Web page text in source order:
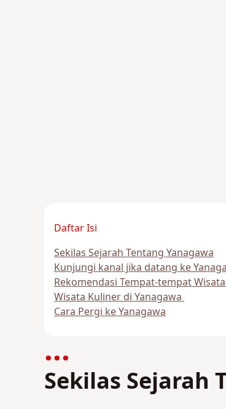
Daftar Isi
Sekilas Sejarah Tentang Yanagawa
Kunjungi kanal jika datang ke
Rekomendasi Tempat-tempat
Wisata Kuliner di Yanagawa
Cara Pergi ke Yanagawa
Sekilas Sejarah